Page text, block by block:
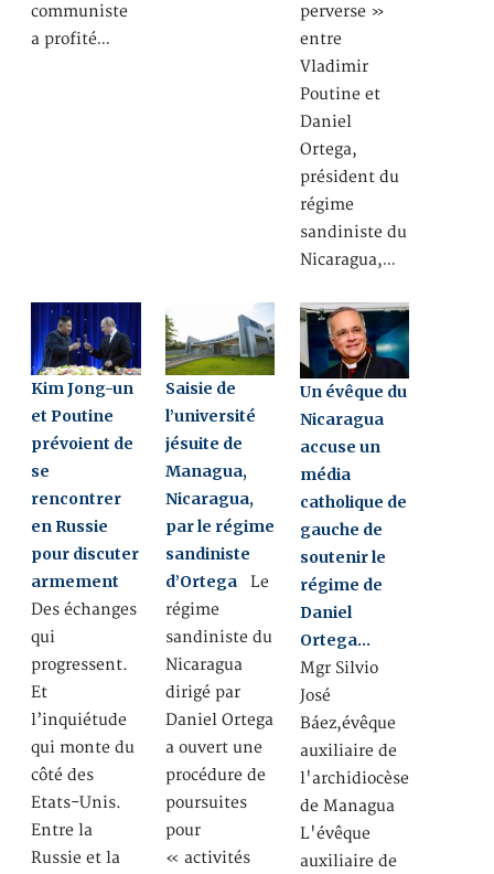
communiste
a profité…
perverse »
entre
Vladimir
Poutine et
Daniel
Ortega,
président du
régime
sandiniste du
Nicaragua,…
Kim Jong-un
et Poutine
prévoient de
se
rencontrer
en Russie
pour discuter
armement
Des échanges
qui
progressent.
Et
l’inquiétude
qui monte du
côté des
Etats-Unis.
Entre la
Russie et la
Saisie de
l’université
jésuite de
Managua,
Nicaragua,
par le régime
sandiniste
d’Ortega Le
régime
sandiniste du
Nicaragua
dirigé par
Daniel Ortega
a ouvert une
procédure de
poursuites
pour
« activités
Un évêque du
Nicaragua
accuse un
média
catholique de
gauche de
soutenir le
régime de
Daniel
Ortega…
Mgr Silvio
José
Báez,évêque
auxiliaire de
l'archidiocèse
de Managua
L'évêque
auxiliaire de